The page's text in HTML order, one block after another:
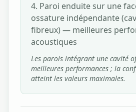
Paroi enduite sur une
ossature indépendante
fibreux) — meilleures
acoustiques
Les parois intégrant une cavité
meilleures performances ; la
atteint les valeurs maximales.